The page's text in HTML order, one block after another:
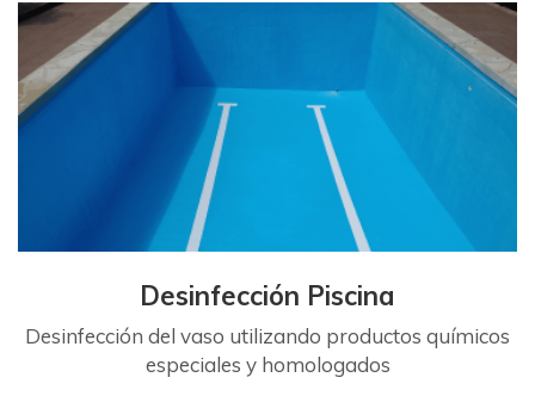
Desinfección Piscina
Desinfección del vaso utilizando productos químicos
especiales y homologados